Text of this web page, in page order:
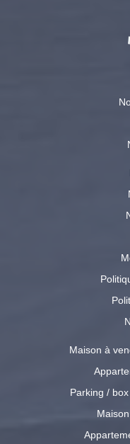
Maison à
Parking /